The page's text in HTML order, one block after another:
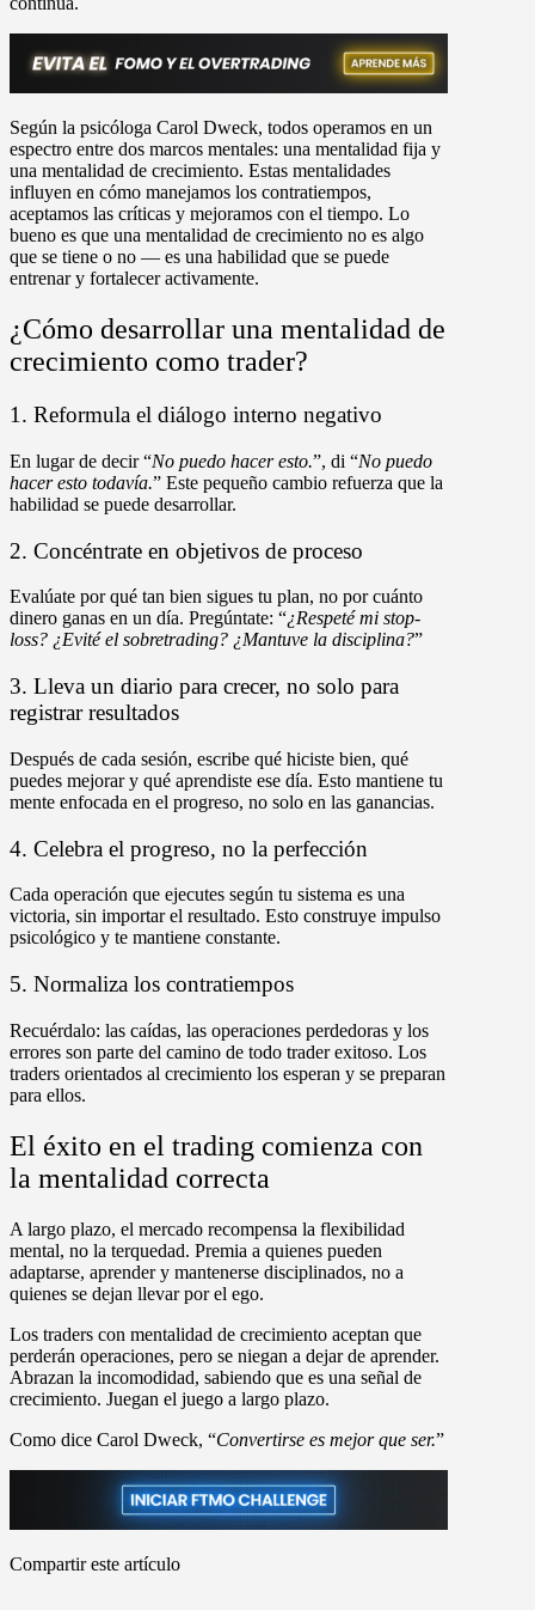
Según la psicóloga Carol Dweck, todos operamos en un
espectro entre dos marcos mentales: una mentalidad fija y
una mentalidad de crecimiento. Estas mentalidades
influyen en cómo manejamos los contratiempos,
aceptamos las críticas y mejoramos con el tiempo. Lo
bueno es que una mentalidad de crecimiento no es algo
que se tiene o no — es una habilidad que se puede
entrenar y fortalecer activamente.
¿Cómo desarrollar una mentalidad de
crecimiento como trader?
1. Reformula el diálogo interno negativo
En lugar de decir “No puedo hacer esto.”, di “No puedo
hacer esto todavía.” Este pequeño cambio refuerza que la
habilidad se puede desarrollar.
2. Concéntrate en objetivos de proceso
Evalúate por qué tan bien sigues tu plan, no por cuánto
dinero ganas en un día. Pregúntate: “¿Respeté mi stop-
loss? ¿Evité el sobretrading? ¿Mantuve la disciplina?”
3. Lleva un diario para crecer, no solo para
registrar resultados
Después de cada sesión, escribe qué hiciste bien, qué
puedes mejorar y qué aprendiste ese día. Esto mantiene tu
mente enfocada en el progreso, no solo en las ganancias.
4. Celebra el progreso, no la perfección
Cada operación que ejecutes según tu sistema es una
victoria, sin importar el resultado. Esto construye impulso
psicológico y te mantiene constante.
5. Normaliza los contratiempos
Recuérdalo: las caídas, las operaciones perdedoras y los
errores son parte del camino de todo trader exitoso. Los
traders orientados al crecimiento los esperan y se preparan
para ellos.
El éxito en el trading comienza con
la mentalidad correcta
A largo plazo, el mercado recompensa la flexibilidad
mental, no la terquedad. Premia a quienes pueden
adaptarse, aprender y mantenerse disciplinados, no a
quienes se dejan llevar por el ego.
Los traders con mentalidad de crecimiento aceptan que
perderán operaciones, pero se niegan a dejar de aprender.
Abrazan la incomodidad, sabiendo que es una señal de
crecimiento. Juegan el juego a largo plazo.
Como dice Carol Dweck, “Convertirse es mejor que ser.”
Compartir este artículo